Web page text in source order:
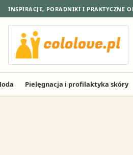
INSPIRACJE, PORADNIKI I PRAKTYCZNE
Pielęgnacja i profilaktyka skóry